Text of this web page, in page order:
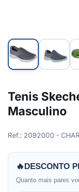
Tenis
Masculino
Ref.: 2092000 - CHAR
🔥DESCONTO
Quanto mais pares